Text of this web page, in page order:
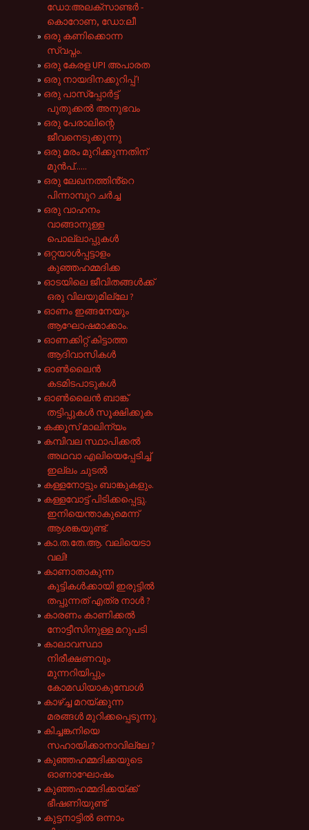
ഡോ:അലക്സാണ്ടർ -
കൊറോണ, ഡോ:ലീ
ഒരു കണിക്കൊന്ന
സ്വപ്നം.
ഒരു കേരള UPI അപാരത
ഒരു നായദിനക്കുറിപ്പ് !
ഒരു പാസ്‌പ്പോർട്ട്
പുതുക്കൽ അനുഭവം
ഒരു പേരാലിന്റെ
ജീവനെടുക്കുന്നു
ഒരു മരം മുറിക്കുന്നതിന്
മുൻപ്......
ഒരു ലേഖനത്തിൻ്റെ
പിന്നാമ്പുറ ചർച്ച
ഒരു വാഹനം
വാങ്ങാനുള്ള
പൊല്ലാപ്പുകൾ
ഒറ്റയാള്‍പ്പട്ടാളം
കുഞ്ഞഹമ്മദിക്ക
ഓടയിലെ ജീവിതങ്ങൾക്ക്
ഒരു വിലയുമില്ലേ ?
ഓണം ഇങ്ങനേയും
ആഘോഷമാക്കാം.
ഓണക്കിറ്റ് കിട്ടാത്ത
ആദിവാസികൾ
ഓൺലൈൻ
കടമിടപാടുകൾ
ഓൺലൈൻ ബാങ്ക്
തട്ടിപ്പുകൾ സൂക്ഷിക്കുക
കക്കൂസ് മാലിന്യം
കമ്പിവല സ്ഥാപിക്കൽ
അഥവാ എലിയെപ്പേടിച്ച്
ഇല്ലം ചുടൽ
കള്ളനോട്ടും ബാങ്കുകളും.
കള്ളവോട്ട് പിടിക്കപ്പെട്ടു.
ഇനിയെന്താകുമെന്ന്
ആശങ്കയുണ്ട്.
കാ.ത.തേ.ആ. വലിയെടാ
വലി!
കാണാതാകുന്ന
കുട്ടികൾക്കായി ഇരുട്ടിൽ
തപ്പുന്നത് എത്ര നാൾ ?
കാരണം കാണിക്കൽ
നോട്ടീസിനുള്ള മറുപടി
കാലാവസ്ഥാ
നിരീക്ഷണവും
മുന്നറിയിപ്പും
കോമഡിയാകുമ്പോൾ
കാഴ്ച്ച മറയ്ക്കുന്ന
മരങ്ങൾ മുറിക്കപ്പെടുന്നു.
കിച്ചങ്കനിയെ
സഹായിക്കാനാവില്ലേ ?
കുഞ്ഞഹമ്മദിക്കയുടെ
ഓണാഘോഷം
കുഞ്ഞഹമ്മദിക്കയ്ക്ക്
ഭീഷണിയുണ്ട്
കുട്ടനാട്ടിൽ ഒന്നാം